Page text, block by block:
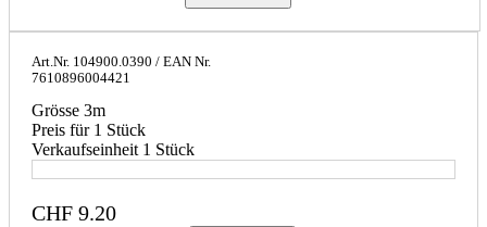
Art.Nr. 104900.0390 / EAN Nr.
7610896004421
Grösse 3m
Preis für 1 Stück
Verkaufseinheit 1 Stück
CHF 9.20